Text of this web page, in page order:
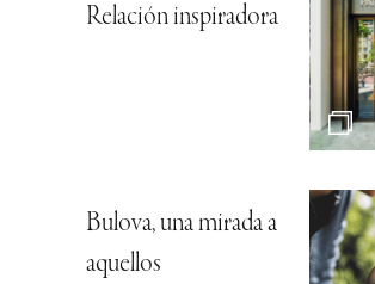
Relación inspiradora
Bulova, una mirada a
aquellos